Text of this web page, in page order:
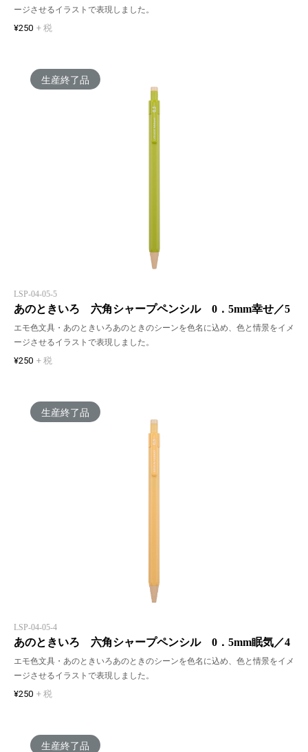
ージさせるイラストで表現しました。
¥250 + 税
生産終了品
LSP-04-05-5
あのときいろ 六角シャープペンシル 0．5mm幸せ／5
エモ色文具・あのときいろあのときのシーンを色名に込め、色と情景をイメ
ージさせるイラストで表現しました。
¥250 + 税
生産終了品
LSP-04-05-4
あのときいろ 六角シャープペンシル 0．5mm眠気／4
エモ色文具・あのときいろあのときのシーンを色名に込め、色と情景をイメ
ージさせるイラストで表現しました。
¥250 + 税
生産終了品